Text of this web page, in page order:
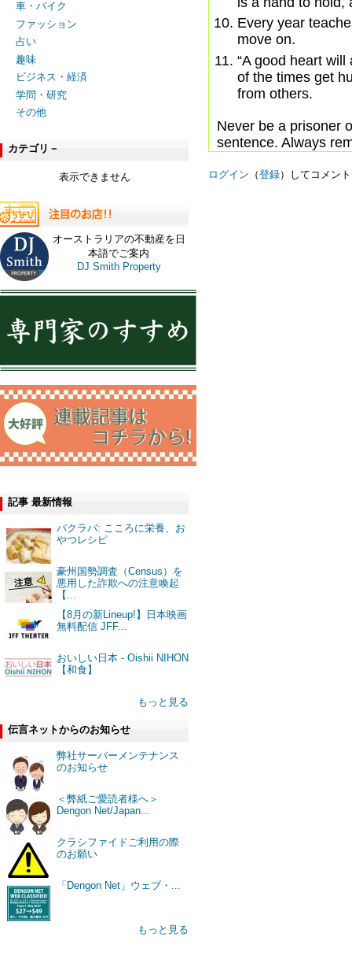
車・バイク
ファッション
占い
趣味
ビジネス・経済
学問・研究
その他
カテゴリ－
表示できません
オーストラリアの不動産を日
本語でご案内
DJ Smith Property
記事 最新情報
バクラバ: こころに栄養、お
やつレシピ
豪州国勢調査（Census）を
悪用した詐欺への注意喚起
【...
【8月の新Lineup!】日本映画
無料配信 JFF...
おいしい日本 - Oishii NIHON
【和食】
もっと見る
伝言ネットからのお知らせ
弊社サーバーメンテナンス
のお知らせ
＜弊紙ご愛読者様へ＞
Dengon Net/Japan...
クラシファイドご利用の際
のお願い
「Dengon Net」ウェブ・...
もっと見る
Every year
move on.
“A good heart
of the times get
from others.
Never be a prisoner
sentence. Always
ログイン （登録）してコメン